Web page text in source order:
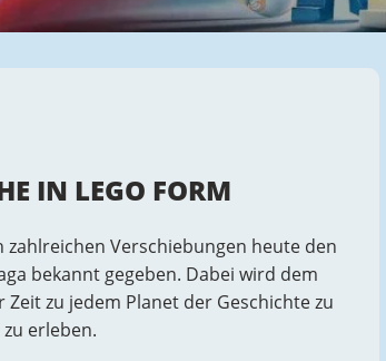
IN LEGO FORM
Verschiebungen heute den
bekannt gegeben. Dabei wird dem
zu jedem Planet der Geschichte zu
erleben.